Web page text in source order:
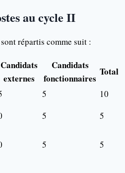
au cycle II
répartis comme suit :
Candidats
externes
Candidats
fonctionnaires
Total
5
10
5
5
5
5